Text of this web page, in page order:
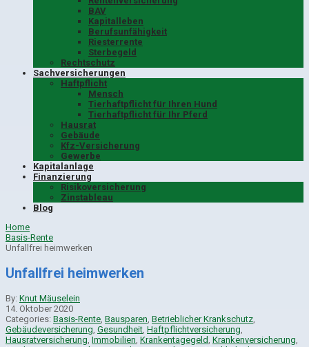
BAV
Kapitalleben
Berufsunfähigkeit
Riesterrente
Sterbegeld
Rechtschutz
Sachversicherungen
Haftpflicht
Mensch
Tierhaftpflicht für Ihren Hund
Tierhaftpflicht für Ihr Pferd
Hausrat
Gebäude
Kfz-Versicherung
Gewerbe
Kapitalanlage
Finanzierung
Risikoversicherung
Zinstableau
Blog
Home
Basis-Rente
Unfallfrei heimwerken
Unfallfrei heimwerken
By: Knut Mäuselein
14. Oktober 2020
Categories: Basis-Rente Bausparen Betrieblicher Krankschutz
Gebäudeversicherung Gesundheit Haftpflichtversicherung
Hausratversicherung Immobilien Krankentagegeld Krankenversicherung